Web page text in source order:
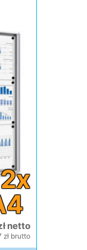
netto
zł brutto